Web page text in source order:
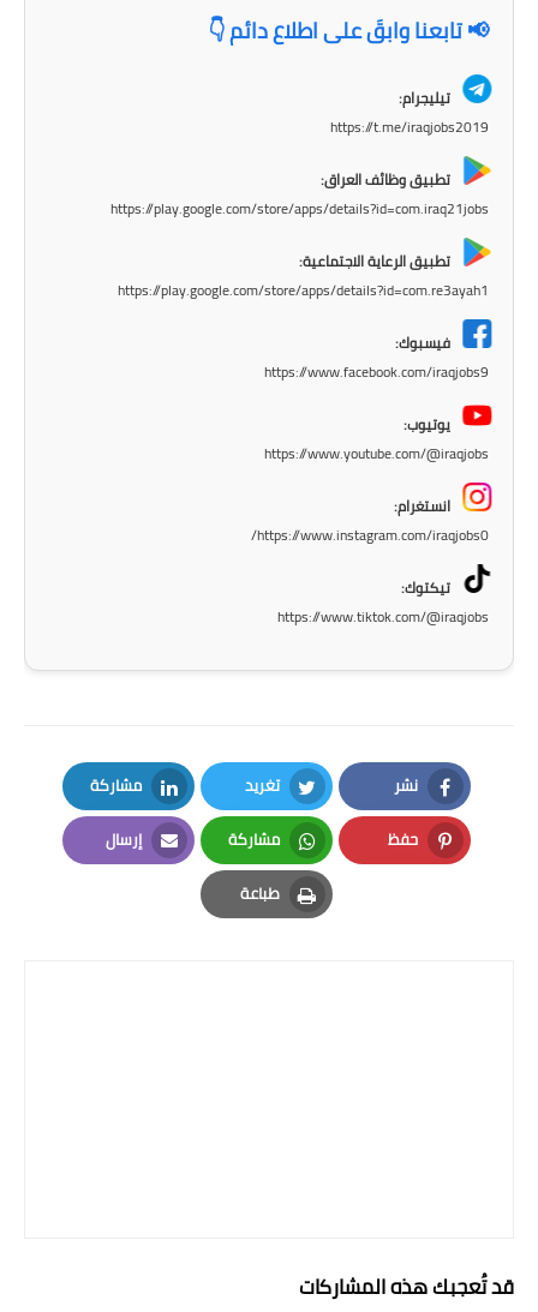
المرحلة الابتدائية
الجامعات
صحة وطب
📢 تابعنا وابقَ على اطلاع دائم 👇
تيليجرام:
https://t.me/iraqjobs2019
تطبيق وظائف العراق:
https://play.google.com/store/apps/details?id=com.iraq21jobs
تطبيق الرعاية الاجتماعية:
https://play.google.com/store/apps/details?id=com.re3ayah1
فيسبوك:
https://www.facebook.com/iraqjobs9
يوتيوب:
https://www.youtube.com/@iraqjobs
انستغرام:
https://www.instagram.com/iraqjobs0/
تيكتوك:
https://www.tiktok.com/@iraqjobs
نشر
Facebook
تغريد
Twitter
مشاركة
LinkedIn
حفظ
Pinterest
مشاركة
Whatsapp
إرسال
Email
طباعة
Print
قد تُعجبك هذه المشاركات